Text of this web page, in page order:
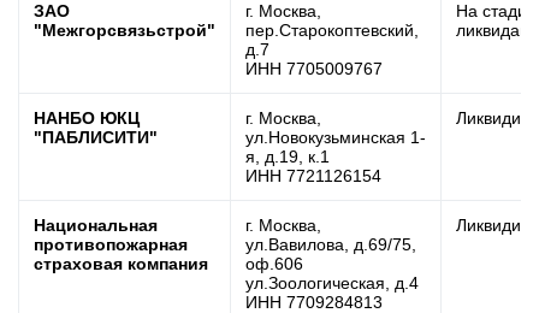
ЗАО
"Межгорсвязьстрой"
г. Москва,
пер.Старокоптевский,
д.7
ИНН 7705009767
На стадии
НАНБО ЮКЦ
"ПАБЛИСИТИ"
г. Москва,
ул.Новокузьминская 1-
я, д.19, к.1
ИНН 7721126154
Национальная
противопожарная
страховая компания
г. Москва,
ул.Вавилова, д.69/75,
оф.606
ул.Зоологическая, д.4
ИНН 7709284813